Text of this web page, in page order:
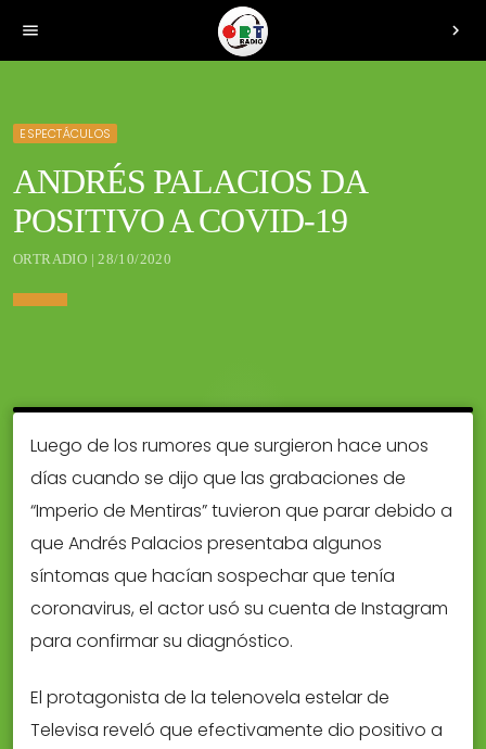
menu chevron_right
ESPECTÁCULOS
ANDRÉS PALACIOS DA
POSITIVO A COVID-19
ORTRADIO | 28/10/2020
Luego de los rumores que surgieron hace unos
días cuando se dijo que las grabaciones de
“Imperio de Mentiras” tuvieron que parar debido a
que Andrés Palacios presentaba algunos
síntomas que hacían sospechar que tenía
coronavirus, el actor usó su cuenta de Instagram
para confirmar su diagnóstico.
El protagonista de la telenovela estelar de
Televisa reveló que efectivamente dio positivo a